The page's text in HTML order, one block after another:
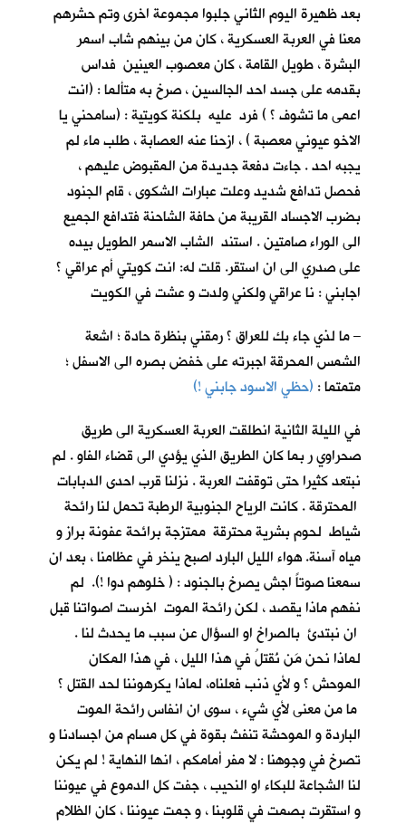
بعد ظهيرة اليوم الثاني جلبوا مجموعة اخرى وتم حشرهم
معنا في العربة العسكرية ، كان من بينهم شاب اسمر
البشرة ، طويل القامة ، كان معصوب العينين فداس
بقدمه على جسد احد الجالسين ، صرخ به متألما : (انت
اعمى ما تشوف ؟ ) فرد عليه بلكنة كويتية : (سامحني يا
الاخو عيوني معصبة ) ، ازحنا عنه العصابة ، طلب ماء لم
يجبه احد . جاءت دفعة جديدة من المقبوض عليهم ،
فحصل تدافع شديد وعلت عبارات الشكوى ، قام الجنود
بضرب الاجساد القريبة من حافة الشاحنة فتدافع الجميع
الى الوراء صامتين . استند الشاب الاسمر الطويل بيده
على صدري الى ان استقر. قلت له: انت كويتي أم عراقي ؟
اجابني : نا عراقي ولكني ولدت و عشت في الكويت
– ما لذي جاء بك للعراق ؟ رمقني بنظرة حادة ؛ اشعة
الشمس المحرقة اجبرته على خفض بصره الى الاسفل ؛
متمتما : (حظي الاسود جابني !)
في الليلة الثانية انطلقت العربة العسكرية الى طريق
صحراوي ر بما كان الطريق الذي يؤدي الى قضاء الفاو . لم
نبتعد كثيرا حتى توقفت العربة . نزلنا قرب احدى الدبابات
المحترقة . كانت الرياح الجنوبية الرطبة تحمل لنا رائحة
شياط لحوم بشرية محترقة ممتزجة برائحة عفونة براز و
مياه آسنة. هواء الليل البارد اصبح ينخر في عظامنا ، بعد ان
سمعنا صوتاً اجش يصرخ بالجنود : ( خلوهم دوا !). لم
نفهم ماذا يقصد ، لكن رائحة الموت اخرست اصواتنا قبل
ان نبتدئ بالصراخ او السؤال عن سبب ما يحدث لنا .
لماذا نحن مَن نُقتلُ في هذا الليل ، في هذا المكان
الموحش ؟ و لأي ذنب فعلناه، لماذا يكرهوننا لحد القتل ؟
ما من معنى لأي شيء ، سوى ان انفاس رائحة الموت
الباردة و الموحشة تنفث بقوة في كل مسام من اجسادنا و
تصرخ في وجوهنا : لا مفر أمامكم ، انها النهاية ! لم يكن
لنا الشجاعة للبكاء او النحيب ، جفت كل الدموع في عيوننا
و استقرت بصمت في قلوبنا ، و جمت عيوننا ، كان الظلام